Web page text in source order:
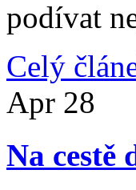
podívat
Celý
Apr 28
Na cestě